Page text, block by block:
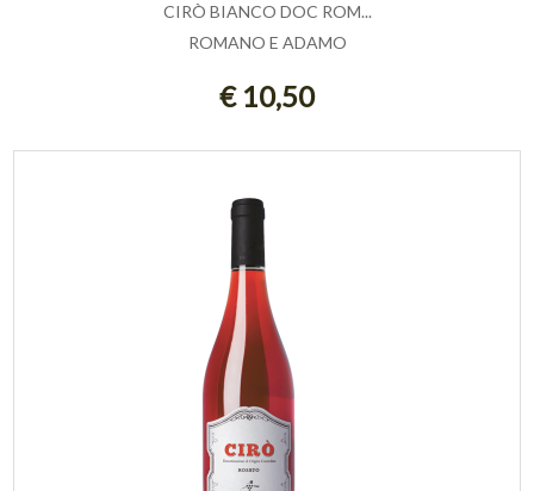
ESAURITO
CIRÒ BIANCO DOC ROM...
ROMANO E ADAMO
€ 10,50